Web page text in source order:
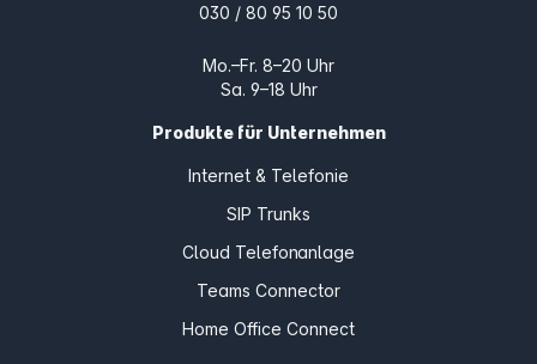
030 / 80 95 10 50
Mo.–Fr. 8–20 Uhr
Sa. 9–18 Uhr
Produkte für Unternehmen
Internet & Telefonie
SIP Trunks
Cloud Telefonanlage
Teams Connector
Home Office Connect